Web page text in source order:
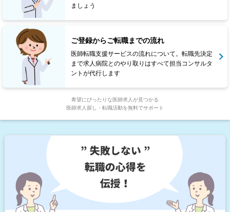
ましょう
ご登録からご転職までの流れ
医師転職支援サービスの流れについて。転職先決定
まで求人病院とのやり取りはすべて担当コンサルタ
ントが代行します
希望にぴったりな医師求人が見つかる
医師求人探し・転職活動を無料でサポート